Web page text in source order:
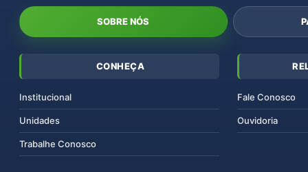
SOBRE NÓS
CONHEÇA
Institucional
Unidades
Trabalhe Conosco
Fale Conosco
Ouvidoria